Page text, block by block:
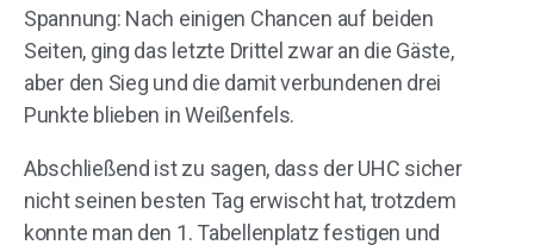
Spannung: Nach einigen Chancen auf beiden
Seiten, ging das letzte Drittel zwar an die Gäste,
aber den Sieg und die damit verbundenen drei
Punkte blieben in Weißenfels.
Abschließend ist zu sagen, dass der UHC sicher
nicht seinen besten Tag erwischt hat, trotzdem
konnte man den 1. Tabellenplatz festigen und